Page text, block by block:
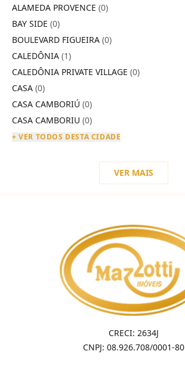
ALAMEDA PROVENCE (0)
BAY SIDE (0)
BOULEVARD FIGUEIRA (0)
CALEDÔNIA (1)
CALEDÔNIA PRIVATE VILLAGE (0)
CASA (0)
CASA CAMBORIÚ (0)
CASA CAMBORIU (0)
+ VER TODOS DESTA CIDADE
VER MAIS
CRECI: 2634J
CNPJ: 08.926.708/0001-80